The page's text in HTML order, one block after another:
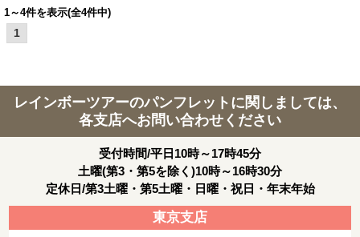
1～4件を表示(全4件中)
1
レインボーツアーのパンフレットに関しましては、
各支店へお問い合わせください
受付時間/平日10時～17時45分
土曜(第3・第5を除く)10時～16時30分
定休日/第3土曜・第5土曜・日曜・祝日・年末年始
東京支店